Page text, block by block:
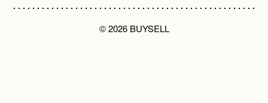
© 2026 BUYSELL